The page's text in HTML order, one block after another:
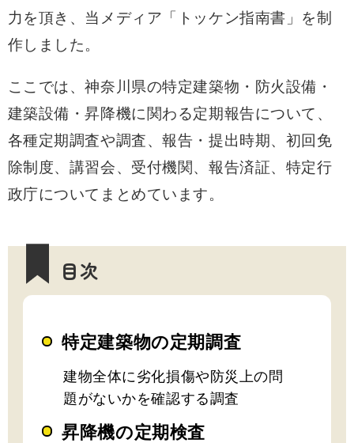
力を頂き、当メディア「トッケン指南書」を制
作しました。
ここでは、神奈川県の特定建築物・防火設備・
建築設備・昇降機に関わる定期報告について、
各種定期調査や調査、報告・提出時期、初回免
除制度、講習会、受付機関、報告済証、特定行
政庁についてまとめています。
目次
特定建築物の定期調査
建物全体に劣化損傷や防災上の問
題がないかを確認する調査
昇降機の定期検査